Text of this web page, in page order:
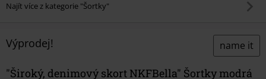
Najít více z kategorie "Šortky"
Výprodej! name it
"Široký, denimový skort NKFBella" Šortky modrá